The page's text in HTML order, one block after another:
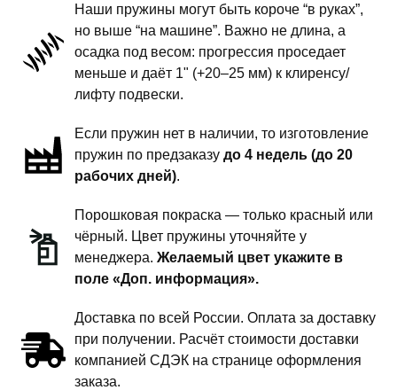
передней
подвески
-
комфорт
Наши пружины могут быть короче “в руках”,
но выше “на машине”. Важно не длина, а
осадка под весом: прогрессия проседает
меньше и даёт 1" (+20–25 мм) к клиренсу/
лифту подвески.
Если пружин нет в наличии, то изготовление
пружин по предзаказу до 4 недель (до 20
рабочих дней).
Порошковая покраска — только красный или
чёрный. Цвет пружины уточняйте у
менеджера. Желаемый цвет укажите в
поле «Доп. информация».
Доставка по всей России. Оплата за доставку
при получении. Расчёт стоимости доставки
компанией СДЭК на странице оформления
заказа.